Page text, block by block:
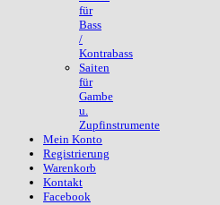
für
Bass
/
Kontrabass
Saiten
für
Gambe
u.
Zupfinstrumente
Mein Konto
Registrierung
Warenkorb
Kontakt
Facebook